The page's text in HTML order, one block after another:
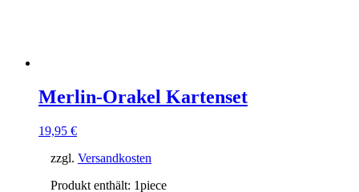
Merlin-Orakel Kartenset
19,95 €
zzgl. Versandkosten
Produkt enthält: 1piece